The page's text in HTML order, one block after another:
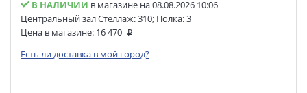
В НАЛИЧИИ в магазине на 08.08.2026 10:06
Центральный зал Стеллаж: 310; Полка: 3
Цена в магазине: 16 470
Есть ли доставка в мой город?